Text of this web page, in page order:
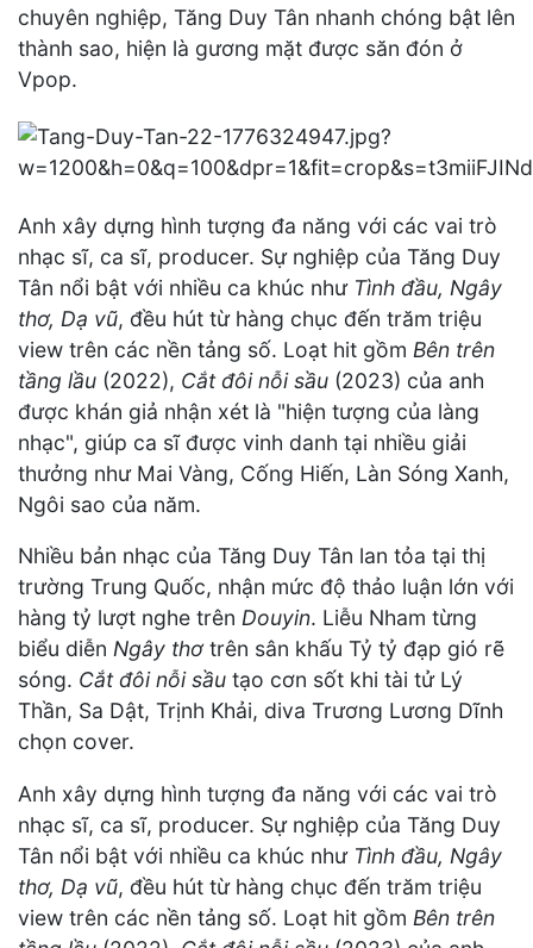
chuyên nghiệp, Tăng Duy Tân nhanh chóng bật lên
thành sao, hiện là gương mặt được săn đón ở
Vpop.
Anh xây dựng hình tượng đa năng với các vai trò
nhạc sĩ, ca sĩ, producer. Sự nghiệp của Tăng Duy
Tân nổi bật với nhiều ca khúc như Tình đầu, Ngây
thơ, Dạ vũ, đều hút từ hàng chục đến trăm triệu
view trên các nền tảng số. Loạt hit gồm Bên trên
tầng lầu (2022), Cắt đôi nỗi sầu (2023) của anh
được khán giả nhận xét là "hiện tượng của làng
nhạc", giúp ca sĩ được vinh danh tại nhiều giải
thưởng như Mai Vàng, Cống Hiến, Làn Sóng Xanh,
Ngôi sao của năm.
Nhiều bản nhạc của Tăng Duy Tân lan tỏa tại thị
trường Trung Quốc, nhận mức độ thảo luận lớn với
hàng tỷ lượt nghe trên Douyin. Liễu Nham từng
biểu diễn Ngây thơtrên sân khấu Tỷ tỷ đạp gió rẽ
sóng. Cắt đôi nỗi sầu tạo cơn sốt khi tài tử Lý
Thần, Sa Dật, Trịnh Khải, diva Trương Lương Dĩnh
chọn cover.
Anh xây dựng hình tượng đa năng với các vai trò
nhạc sĩ, ca sĩ, producer. Sự nghiệp của Tăng Duy
Tân nổi bật với nhiều ca khúc như Tình đầu, Ngây
thơ, Dạ vũ, đều hút từ hàng chục đến trăm triệu
view trên các nền tảng số. Loạt hit gồm Bên trên